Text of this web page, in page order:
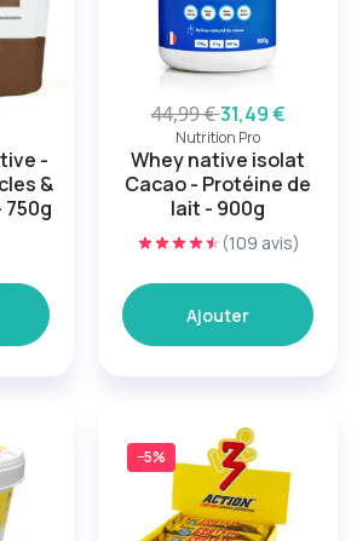
-
&
44,99 €31,49 €
Nutrition Pro
Whey native isolat
Cacao - Protéine de
lait - 900g
(109 avis)
Ajouter
−5%